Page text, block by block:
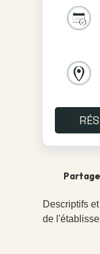
Descriptifs
de